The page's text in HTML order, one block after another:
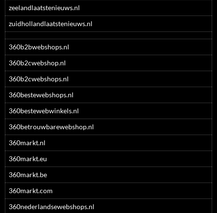
zeelandlaatstenieuws.nl
zuidhollandlaatstenieuws.nl
360b2bwebshops.nl
360b2cwebshop.nl
360b2cwebshops.nl
360bestewebshops.nl
360bestewebwinkels.nl
360betrouwbarewebshop.nl
360markt.nl
360markt.eu
360markt.be
360markt.com
360nederlandsewebshops.nl